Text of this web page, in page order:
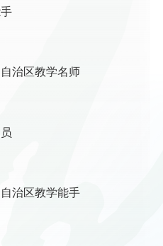
治区教学名师
治区教学能手